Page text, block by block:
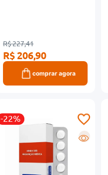
R$ 227,41
R$ 206,90
comprar agora
-22%
R